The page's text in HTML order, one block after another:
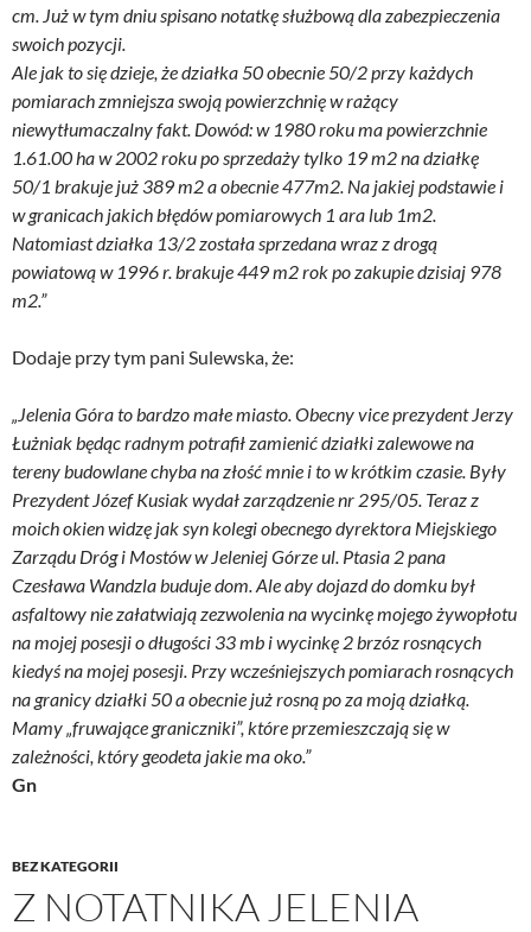
cm. Już w tym dniu spisano notatkę służbową dla zabezpieczenia
swoich pozycji.
Ale jak to się dzieje, że działka 50 obecnie 50/2 przy każdych
pomiarach zmniejsza swoją powierzchnię w rażący
niewytłumaczalny fakt. Dowód: w 1980 roku ma powierzchnie
1.61.00 ha w 2002 roku po sprzedaży tylko 19 m2 na działkę
50/1 brakuje już 389 m2 a obecnie 477m2. Na jakiej podstawie i
w granicach jakich błędów pomiarowych 1 ara lub 1m2.
Natomiast działka 13/2 została sprzedana wraz z drogą
powiatową w 1996 r. brakuje 449 m2 rok po zakupie dzisiaj 978
m2.”
Dodaje przy tym pani Sulewska, że:
„Jelenia Góra to bardzo małe miasto. Obecny vice prezydent Jerzy
Łużniak będąc radnym potrafił zamienić działki zalewowe na
tereny budowlane chyba na złość mnie i to w krótkim czasie. Były
Prezydent Józef Kusiak wydał zarządzenie nr 295/05. Teraz z
moich okien widzę jak syn kolegi obecnego dyrektora Miejskiego
Zarządu Dróg i Mostów w Jeleniej Górze ul. Ptasia 2 pana
Czesława Wandzla buduje dom. Ale aby dojazd do domku był
asfaltowy nie załatwiają zezwolenia na wycinkę mojego żywopłotu
na mojej posesji o długości 33 mb i wycinkę 2 brzóz rosnących
kiedyś na mojej posesji. Przy wcześniejszych pomiarach rosnących
na granicy działki 50 a obecnie już rosną po za moją działką.
Mamy „fruwające graniczniki”, które przemieszczają się w
zależności, który geodeta jakie ma oko.”
Gn
BEZ KATEGORII
Z NOTATNIKA JELENIA